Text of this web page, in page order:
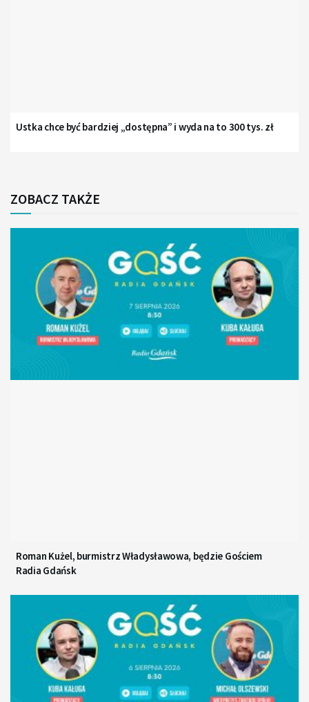
Ustka chce być bardziej „dostępna” i wyda na to 300 tys. zł
ZOBACZ TAKŻE
Roman Kużel, burmistrz Władysławowa, będzie Gościem
Radia Gdańsk